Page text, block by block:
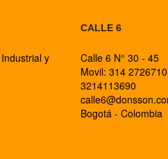
y
CALLE 6
Calle 6 N° 30 - 45
Movil: 314
3214113690
Bogotá - Colombia